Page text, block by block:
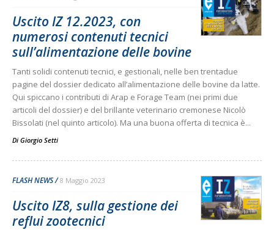
Uscito IZ 12.2023, con
numerosi contenuti tecnici
sull’alimentazione delle bovine
Tanti solidi contenuti tecnici, e gestionali, nelle ben trentadue
pagine del dossier dedicato all’alimentazione delle bovine da latte.
Qui spiccano i contributi di Arap e Forage Team (nei primi due
articoli del dossier) e del brillante veterinario cremonese Nicolò
Bissolati (nel quinto articolo). Ma una buona offerta di tecnica è...
Di Giorgio Setti
FLASH NEWS 8 Maggio 2023
Uscito IZ8, sulla gestione dei
reflui zootecnici